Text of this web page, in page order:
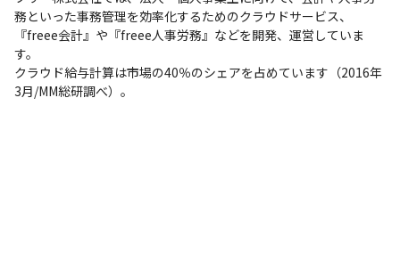
務といった事務管理を効率化するためのクラウドサービス、
『freee会計』や『freee人事労務』などを開発、運営していま
す。
クラウド給与計算は市場の40％のシェアを占めています（2016年
3月/MM総研調べ）。